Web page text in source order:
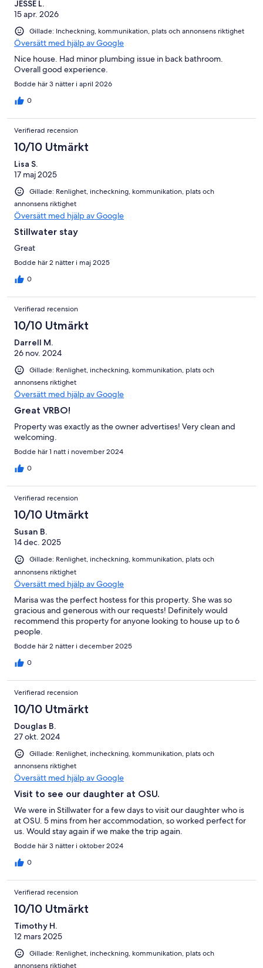
JESSE L.
15 apr. 2026
Gillade: Incheckning, kommunikation, plats och annonsens riktighet
Översätt med hjälp av Google
Nice house. Had minor plumbing issue in back bathroom.
Overall good experience.
Bodde här 3 nätter i april 2026
0
Verifierad recension
10/10 Utmärkt
Lisa S.
17 maj 2025
Gillade: Renlighet, incheckning, kommunikation, plats och
annonsens riktighet
Översätt med hjälp av Google
Stillwater stay
Great
Bodde här 2 nätter i maj 2025
0
Verifierad recension
10/10 Utmärkt
Darrell M.
26 nov. 2024
Gillade: Renlighet, incheckning, kommunikation, plats och
annonsens riktighet
Översätt med hjälp av Google
Great VRBO!
Property was exactly as the owner advertises! Very clean and
welcoming.
Bodde här 1 natt i november 2024
0
Verifierad recension
10/10 Utmärkt
Susan B.
14 dec. 2025
Gillade: Renlighet, incheckning, kommunikation, plats och
annonsens riktighet
Översätt med hjälp av Google
Marisa was the perfect hostess for this property. She was so
gracious and generous with our requests! Definitely would
recommend this property for anyone looking to house up to 6
people.
Bodde här 2 nätter i december 2025
0
Verifierad recension
10/10 Utmärkt
Douglas B.
27 okt. 2024
Gillade: Renlighet, incheckning, kommunikation, plats och
annonsens riktighet
Översätt med hjälp av Google
Visit to see our daughter at OSU.
We were in Stillwater for a few days to visit our daughter who is
at OSU. 5 mins from her accommodation, so worked perfect for
us. Would stay again if we make the trip again.
Bodde här 3 nätter i oktober 2024
0
Verifierad recension
10/10 Utmärkt
Timothy H.
12 mars 2025
Gillade: Renlighet, incheckning, kommunikation, plats och
annonsens riktighet